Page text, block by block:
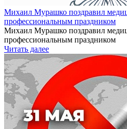
Михаил Мурашко поздравил
профессиональным праздником
Михаил Мурашко поздравил
профессиональным праздником
Читать далее